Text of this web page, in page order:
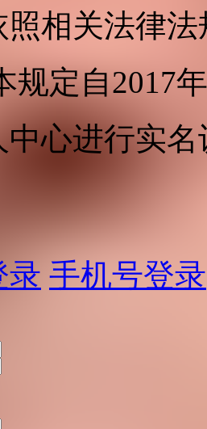
相关法律
规定自2017
心进行实名
录 手机号登录